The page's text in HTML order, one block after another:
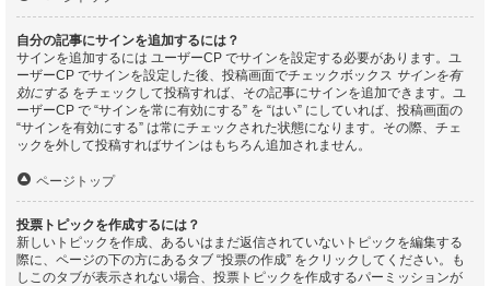
自分の記事にサインを追加するには？
サインを追加するには ユーザーCP でサインを設定する必要があります。ユ
ーザーCP でサインを設定した後、投稿画面でチェックボックス サインを有
効にする をチェックして投稿すれば、その記事にサインを追加できます。ユ
ーザーCP で “サインを常に有効にする” を “はい” にしていれば、投稿画面の
“サインを有効にする” は常にチェックされた状態になります。その際、チェ
ックを外して投稿すればサインはもちろん追加されません。
ページトップ
投票トピックを作成するには？
新しいトピックを作成、あるいはまだ返信されていないトピックを編集する
際に、ページの下の方にあるタブ “投票の作成” をクリックしてください。も
しこのタブが表示されない場合、投票トピックを作成するパーミッションが